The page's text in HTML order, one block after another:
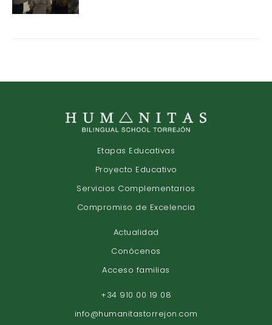
Etapas Educativas
Proyecto Educativo
Servicios Complementarios
Compromiso de Excelencia
Actualidad
Conócenos
Acceso familias
+34 910 00 19 08
info@humanitastorrejon.com